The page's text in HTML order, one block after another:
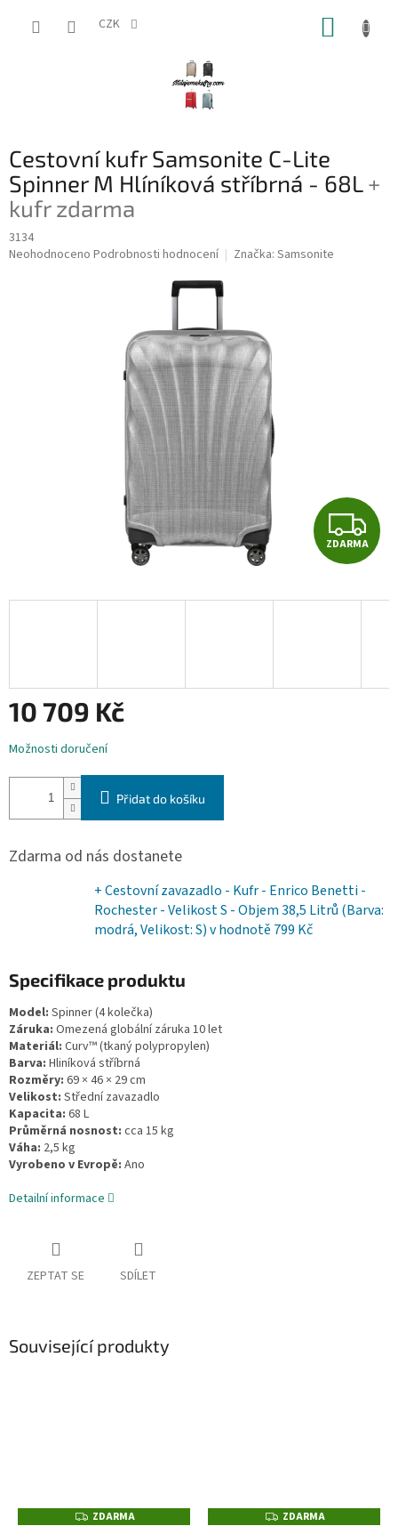
CZK
Cestovní kufr Samsonite C-Lite
Spinner M Hlíníková stříbrná - 68L+
kufr zdarma
3134
Průměrné
Neohodnoceno Podrobnosti hodnocení Značka: Samsonite
Z
D
A
ZDARMA
10 709 Kč
Měrná
cena:
Možnosti doručení
Přidat do košíku
Zdarma od nás dostanete
+ Cestovní zavazadlo - Kufr - Enrico Benetti -
Rochester - Velikost S - Objem 38,5 Litrů (Barva:
modrá, Velikost: S)v hodnotě 799 Kč
Specifikace produktu
Model: Spinner (4 kolečka)
Záruka: Omezená globální záruka 10 let
Materiál: Curv™ (tkaný polypropylen)
Barva: Hliníková stříbrná
Rozměry: 69 × 46 × 29 cm
Velikost: Střední zavazadlo
Kapacita: 68 L
Průměrná nosnost: cca 15 kg
Váha: 2,5 kg
Vyrobeno v Evropě: Ano
Detailní informace
ZEPTAT SE SDÍLET
Související produkty
ZZDARMA
ZZDARMA